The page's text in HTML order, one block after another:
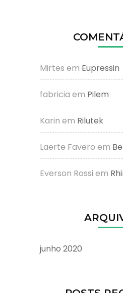
Mirtes em Eupressin
fabricia em Pilem
Karin em Rilutek
Laerte Favero em
Everson Rossi em
junho 2020